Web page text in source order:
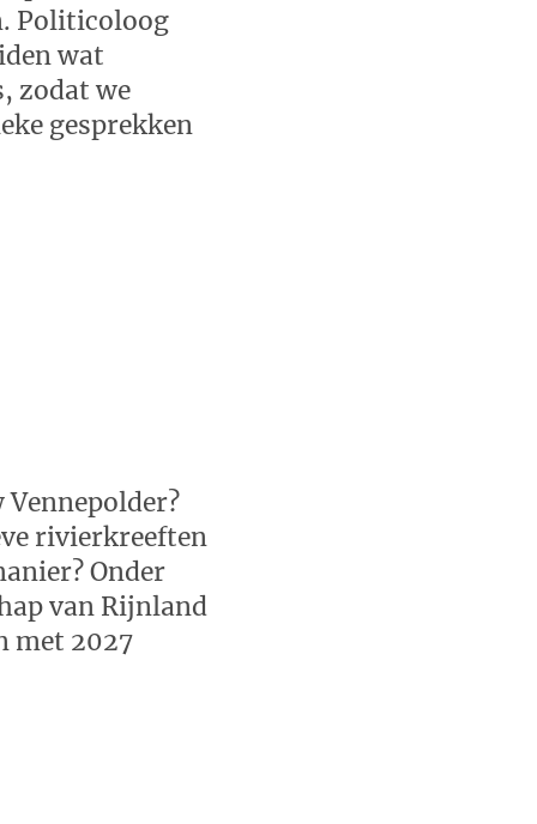
Politicoloog
wat
zodat we
gesprekken
Vennepolder?
rivierkreeften
Onder
van Rijnland
met 2027